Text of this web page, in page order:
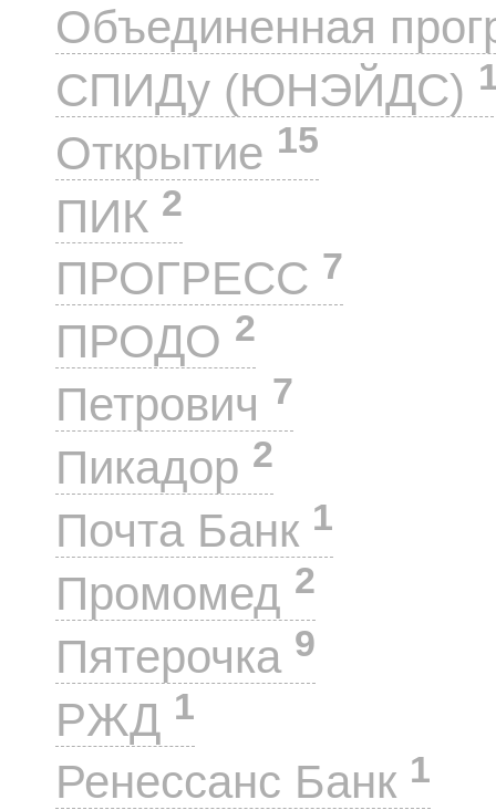
Объединенная
СПИДу (ЮНЭЙДС)
Открытие 15
ПИК 2
ПРОГРЕСС 7
ПРОДО 2
Петрович 7
Пикадор 2
Почта Банк 1
Промомед 2
Пятерочка 9
РЖД 1
Ренессанс Банк 1